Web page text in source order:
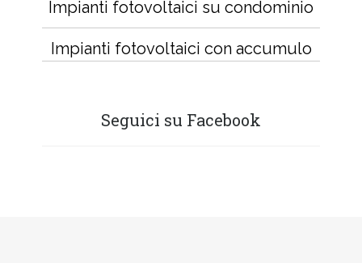
Impianti fotovoltaici su condominio
Impianti fotovoltaici con accumulo
Seguici su Facebook